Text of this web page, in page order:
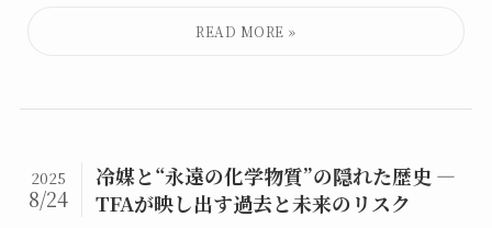
冷媒と“永遠の化学物質”の隠れた歴史 ―
TFAが映し出す過去と未来のリスク
2025
8/24